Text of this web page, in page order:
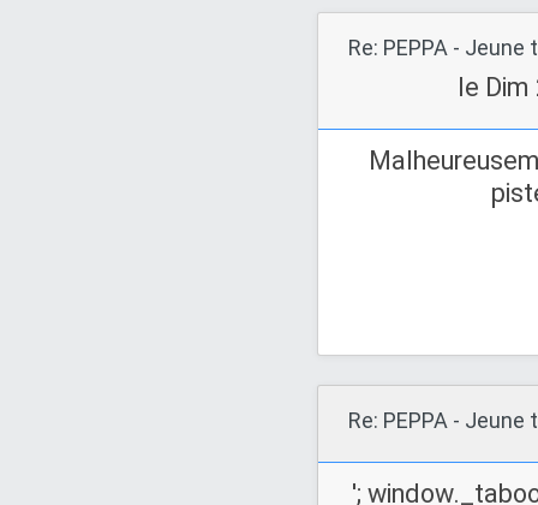
Re: PEPPA - Jeune
le Dim
Re: PEPPA - Jeune
';